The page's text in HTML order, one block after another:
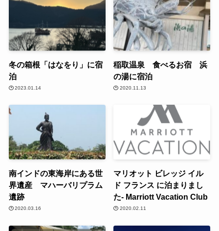
冬の箱根「はなをり」に宿
泊
2023.01.14
稲取温泉 食べるお宿 浜
の湯に宿泊
2020.11.13
南インドの東海岸にある世
界遺産 マハーバリプラム
遺跡
2020.03.16
マリオット ビレッジ イル
ド フランス に泊まりまし
た- Marriott Vacation Club
2020.02.11